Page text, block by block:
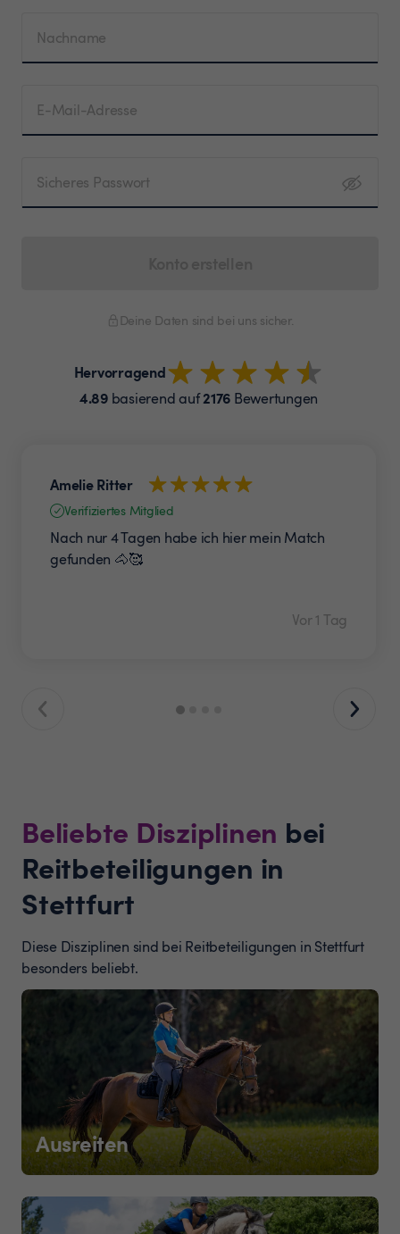
Nachname
E-Mail-Adresse
Sicheres Passwort
Deine Daten sind bei uns sicher.
Hervorragend
4.89basierend auf2176 Bewertungen
Amelie Ritter
Verifiziertes Mitglied
Nach nur 4 Tagen habe ich hier mein Match
gefunden 🐴🥰
Vor 1 Tag
Beliebte Disziplinen bei
Reitbeteiligungen in
Stettfurt
Diese Disziplinen sind bei Reitbeteiligungen in Stettfurt
besonders beliebt.
Ausreiten